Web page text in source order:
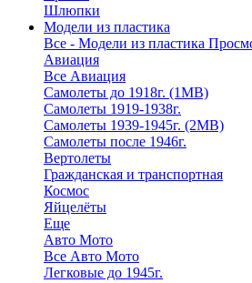
Шлюпки
Модели из пластика
Все - Модели из пластика
Авиация
Все Авиация
Самолеты до 1918г. (1МВ)
Самолеты 1919-1938г.
Самолеты 1939-1945г. (2МВ)
Самолеты после 1946г.
Вертолеты
Гражданская и транспортная
Космос
Яйцелёты
Еще
Авто Мото
Все Авто Мото
Легковые до 1945г.